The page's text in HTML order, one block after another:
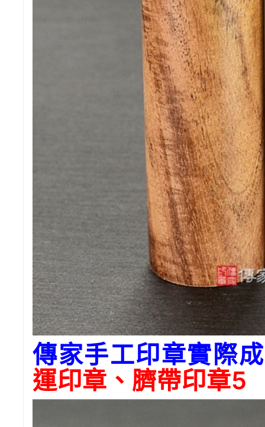
傳家手工印章實際
運印章、臍帶印章5